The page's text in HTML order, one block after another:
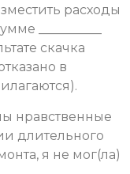
расходы
__________
скачка
в
нравственные
длительного
я не мог(ла)